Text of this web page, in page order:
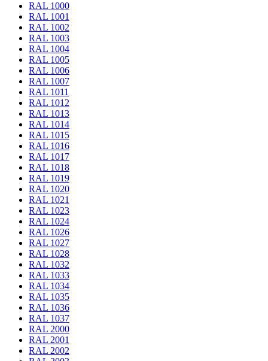
RAL 1000
RAL 1001
RAL 1002
RAL 1003
RAL 1004
RAL 1005
RAL 1006
RAL 1007
RAL 1011
RAL 1012
RAL 1013
RAL 1014
RAL 1015
RAL 1016
RAL 1017
RAL 1018
RAL 1019
RAL 1020
RAL 1021
RAL 1023
RAL 1024
RAL 1026
RAL 1027
RAL 1028
RAL 1032
RAL 1033
RAL 1034
RAL 1035
RAL 1036
RAL 1037
RAL 2000
RAL 2001
RAL 2002